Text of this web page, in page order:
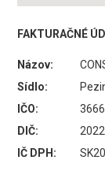
FAKTURAČNÉ
Názov:
Sídlo:
IČO:
DIČ:
IČ DPH: